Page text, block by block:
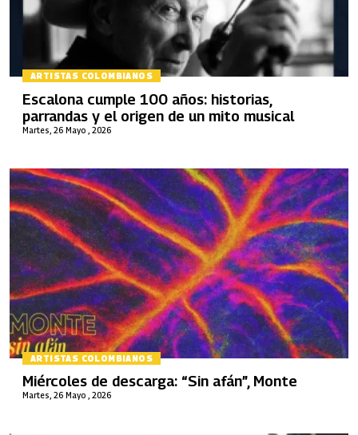
ARTISTAS COLOMBIANOS
Martes, 26 Mayo , 2026
Escalona cumple 100 años: historias,
parrandas y el origen de un mito musical
ARTISTAS COLOMBIANOS
Martes, 26 Mayo , 2026
Miércoles de descarga: “Sin afán”, Monte